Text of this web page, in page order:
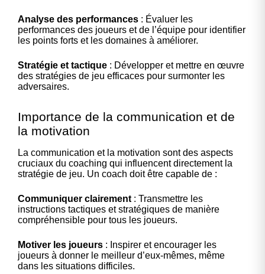
Analyse des performances : Évaluer les
performances des joueurs et de l’équipe pour identifier
les points forts et les domaines à améliorer.
Stratégie et tactique : Développer et mettre en œuvre
des stratégies de jeu efficaces pour surmonter les
adversaires.
Importance de la communication et de
la motivation
La communication et la motivation sont des aspects
cruciaux du coaching qui influencent directement la
stratégie de jeu. Un coach doit être capable de :
Communiquer clairement : Transmettre les
instructions tactiques et stratégiques de manière
compréhensible pour tous les joueurs.
Motiver les joueurs : Inspirer et encourager les
joueurs à donner le meilleur d’eux-mêmes, même
dans les situations difficiles.